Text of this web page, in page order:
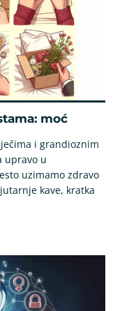
moć
i grandioznim
upravo u
uzimamo zdravo
kave, kratka